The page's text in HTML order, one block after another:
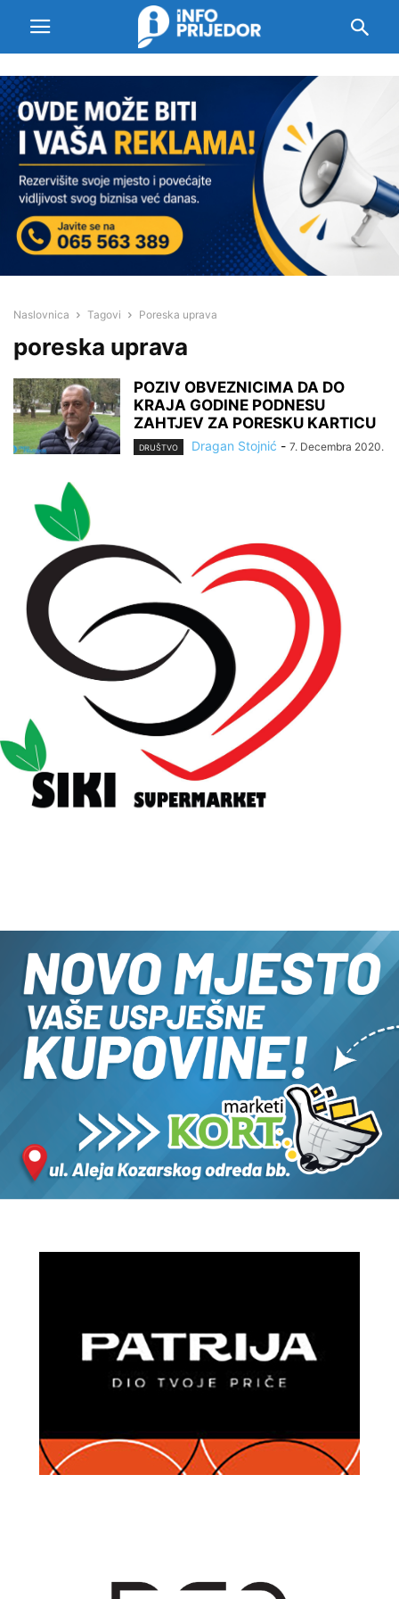
Naslovnica Tagovi Poreska uprava
poreska uprava
POZIV OBVEZNICIMA DA DO
KRAJA GODINE PODNESU
ZAHTJEV ZA PORESKU KARTICU
DRUŠTVO Dragan Stojnić - 7. Decembra 2020.